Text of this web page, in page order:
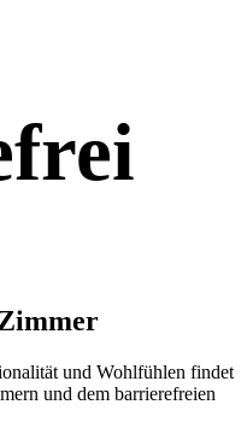
und Wohlfühlen findet
und dem barrierefreien